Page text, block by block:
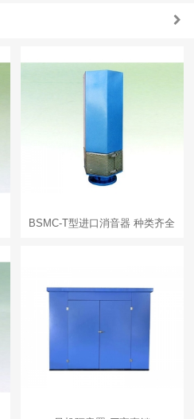
BSMC-T型进口消音器 种类齐全